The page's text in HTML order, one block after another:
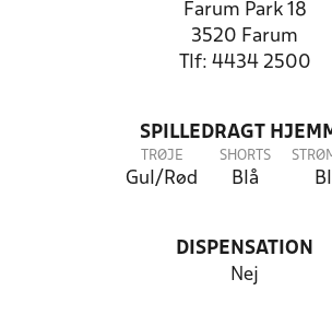
Farum Park 18
3520 Farum
Tlf: 4434 2500
SPILLEDRAGT
TRØJE
Gul/Rød
SHORTS
Blå
DISPENSATION
Nej